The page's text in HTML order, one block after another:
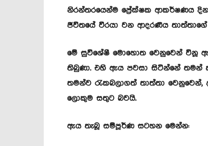
නිරන්තරයෙන්ම ප්‍රේක්ෂක ආකර්ෂණය
ජීවිතයේ වීරයා වන ආදරණීය තාත්තාගේ
මේ සුවිශේෂී මොහොත වෙනුවෙන් විනූ
තිබුණා. එහි ඇය පවසා සිටින්නේ තමන්
තමන්ව රැකබලාගත් තාත්තා
ලොකුම සතුට බවයි.
ඇය තැබූ සම්පූර්ණ සටහන මෙන්න: